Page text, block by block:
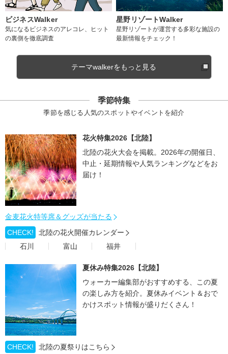
ビジネスWalker
気になるビジネスのアレコレ、ヒット
の裏側を徹底調査
星野リゾートWalker
星野リゾートが運営する多彩な施設の
最新情報をチェック！
テーマwalkerをもっと見る
季節特集
季節を感じる人気のスポットやイベントを紹介
花火特集2026【北陸】
北陸の花火大会を掲載。2026年の開催日、
中止・延期情報や人気ランキングなどをお
届け！
金麦花火特等席＆グッズが当たる
CHECK!
北陸の花火開催カレンダー
石川
富山 福井
夏休み特集2026【北陸】
ウォーカー編集部がおすすめする、この夏
の楽しみ方を紹介。夏休みイベント＆おで
かけスポット情報が盛りだくさん！
CHECK!
北陸の夏祭りはこちら